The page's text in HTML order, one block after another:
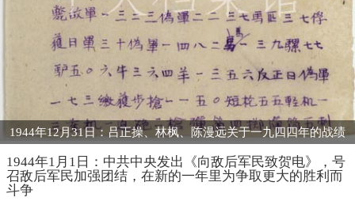
1944年12月31日：吕正操、林枫、陈漫远关于一九四四年的战绩
等给陕甘宁晋绥联防军司令部等的电报
1944年1月1日：中共中央发出《向敌后军民致贺电》，号
召敌后军民加强团结，在新的一年里为争取更大的胜利而
斗争